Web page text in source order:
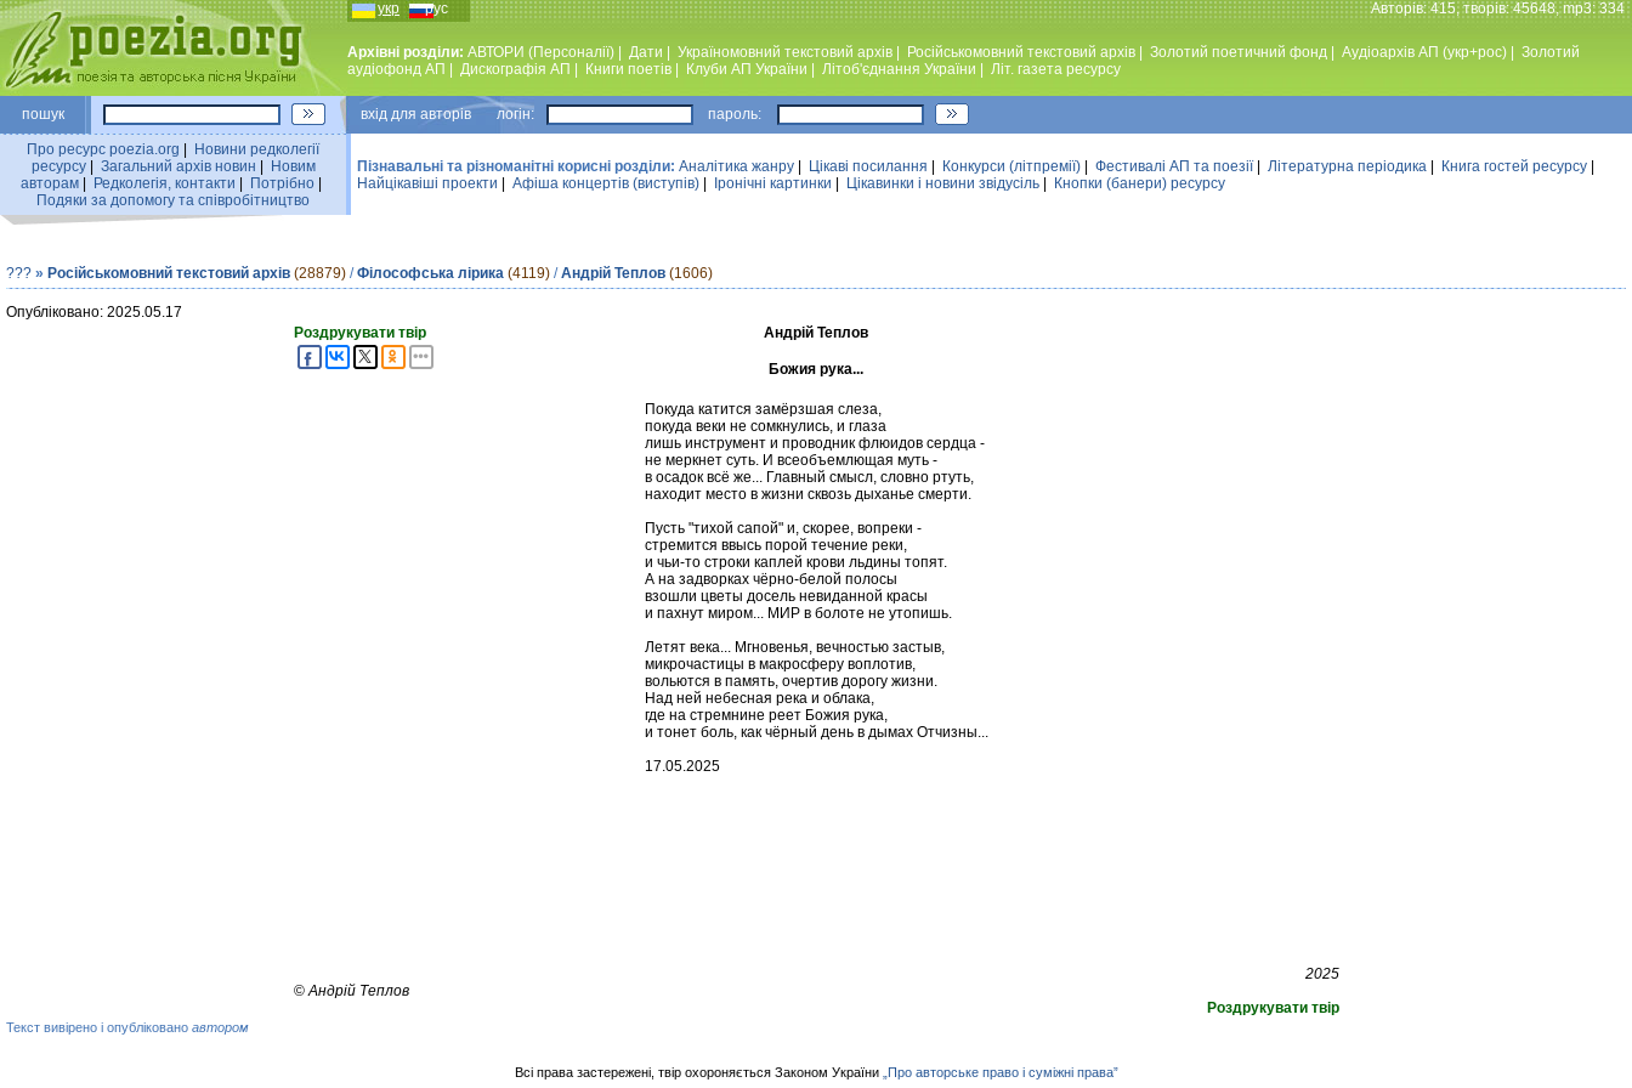
укр рус Авторiв: 415, творiв: 45648, mp3: 334
Архівні розділи: АВТОРИ (Персоналії) Дати Україномовний текстовий архiв Російськомовний текстовий архів Золотий поетичний фонд Аудiоархiв АП (укр+рос)
Золотий
аудiофонд АП
Дискографiя АП Книги поетiв Клуби АП України Лiтоб'єднання України Лiт. газета ресурсу
пошук вхiд для авторiв логін: пароль:
Про ресурс poezia.org
Новини редколегiї
ресурсу| Загальний архiв новин
Новим
авторам
Редколегiя, контакти Потрiбно
Подяки за допомогу та співробітництво
Пізнавальні та різноманітні корисні розділи: Аналiтика жанру Цікаві посилання Конкурси (лiтпремiї) Фестивалi АП та поезiї| Літературна періодика Книга гостей ресурсу
Найцiкавiшi проекти
Афіша концертів (виступів) Iронiчнi картинки Цікавинки і новини звідусіль Кнопки (банери) ресурсу
??? » Російськомовний текстовий архів (28879) /Філософська лірика (4119) /Андрій Теплов (1606)
Опубліковано: 2025.05.17
Роздрукувати твір
Андрій Теплов
Божия рука...
Покуда катится замёрзшая слеза,
покуда веки не сомкнулись, и глаза
лишь инструмент и проводник флюидов сердца -
не меркнет суть. И всеобъемлющая муть -
в осадок всё же... Главный смысл, словно ртуть,
находит место в жизни сквозь дыханье смерти.
Пусть "тихой сапой" и, скорее, вопреки -
стремится ввысь порой течение реки,
и чьи-то строки каплей крови льдины топят.
А на задворках чёрно-белой полосы
взошли цветы досель невиданной красы
и пахнут миром... МИР в болоте не утопишь.
Летят века... Мгновенья, вечностью застыв,
микрочастицы в макросферу воплотив,
вольются в память, очертив дорогу жизни.
Над ней небесная река и облака,
где на стремнине реет Божия рука,
и тонет боль, как чёрный день в дымах Отчизны...
17.05.2025
2025
©Андрій Теплов
Роздрукувати твір
Текст вивірено і опубліковано автором
Всі права застережені, твір охороняється Законом України „Про авторське право і суміжні права”